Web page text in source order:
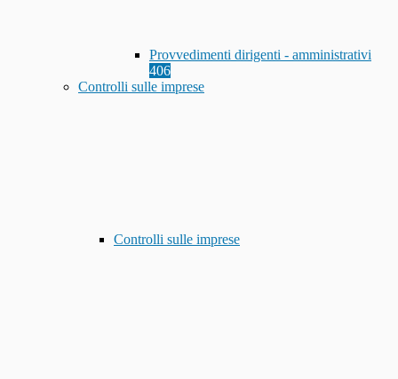
Provvedimenti dirigenti - amministrativi
406
Controlli sulle imprese
Controlli sulle imprese